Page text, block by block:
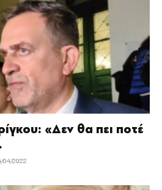
«Δεν θα πει ποτέ
04/2022